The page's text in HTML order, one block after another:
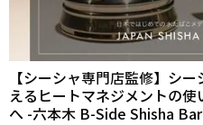
【シーシャ専門店監修】シ
えるヒートマネジメントの
へ -六本木 B-Side Shisha